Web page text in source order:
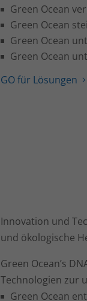
Green Ocean
Green Ocean
Green Ocean
Green Ocean
GO für Lösungen
Innovation und
und ökologische
Green Ocean’s
Technologien zur
Green Ocean